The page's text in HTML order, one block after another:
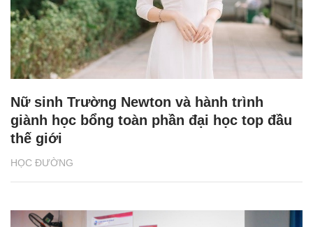
HỌC ĐƯỜNG
Nữ sinh Trường Newton và hành trình
giành học bổng toàn phần đại học top đầu
thế giới